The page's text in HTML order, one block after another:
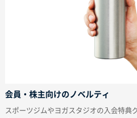
会員・株主向けのノベルティ
スポーツジムやヨガスタジオの入会特典